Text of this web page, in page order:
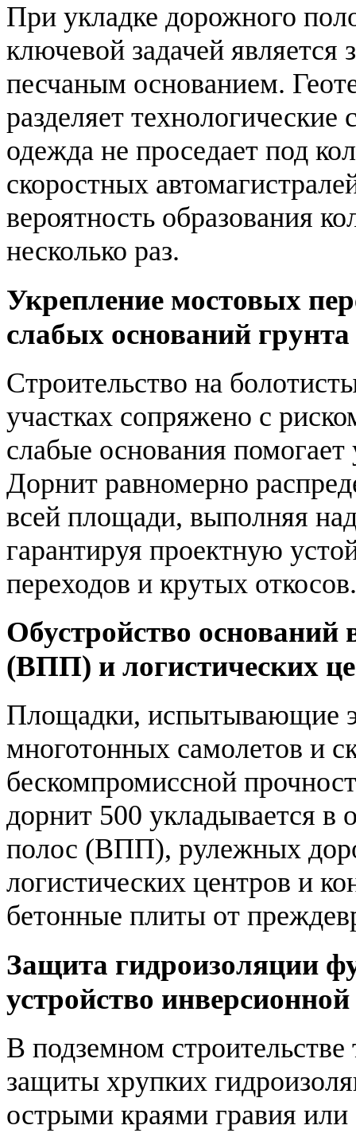
При укладке дорожного
ключевой задачей
песчаным основанием.
разделяет
одежда не проседает под
скоростных
вероятность образования
несколько раз.
Укрепление мостовых
слабых оснований грунта
Строительство на
участках сопряжено с
слабые основания помогает
Дорнит равномерно
всей площади, выполняя
гарантируя проектную
переходов и крутых откосов.
Обустройство оснований
(ВПП) и логистических
Площадки, испытывающие
многотонных самолетов и
бескомпромиссной
дорнит 500 укладывается в
полос (ВПП), рулежных
логистических центров и
бетонные плиты от
Защита гидроизоляции
устройство
В подземном
защиты хрупких
острыми краями гравия